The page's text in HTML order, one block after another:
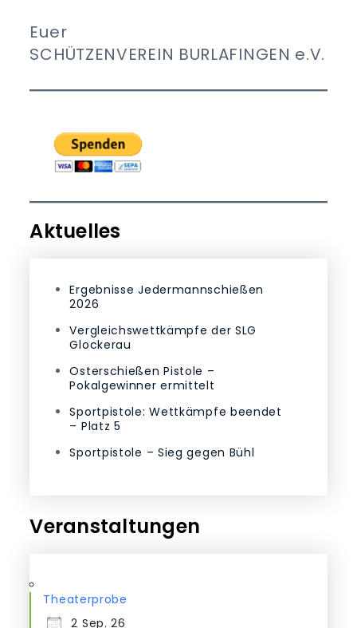
Euer
SCHÜTZENVEREIN BURLAFINGEN e.V.
Aktuelles
Ergebnisse Jedermannschießen
2026
Vergleichswettkämpfe der SLG
Glockerau
Osterschießen Pistole –
Pokalgewinner ermittelt
Sportpistole: Wettkämpfe beendet
– Platz 5
Sportpistole – Sieg gegen Bühl
Veranstaltungen
Theaterprobe
2 Sep. 26